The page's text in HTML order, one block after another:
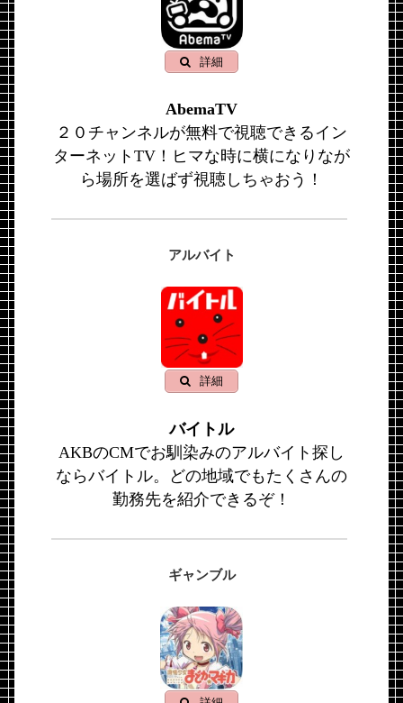
詳細
AbemaTV
２０チャンネルが無料で視聴できるイン
ターネットTV！ヒマな時に横になりなが
ら場所を選ばず視聴しちゃおう！
アルバイト
詳細
バイトル
AKBのCMでお馴染みのアルバイト探し
ならバイトル。どの地域でもたくさんの
勤務先を紹介できるぞ！
ギャンブル